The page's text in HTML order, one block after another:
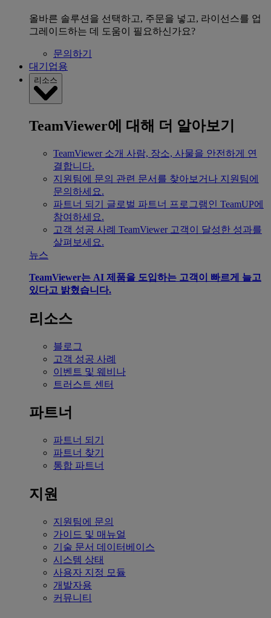
올바른 솔루션을 선택하고, 주문을 넣고, 라이선스를 업
그레이드하는 데 도움이 필요하신가요?
문의하기
대기업용
리소스
TeamViewer에 대해 더 알아보기
TeamViewer 소개 사람, 장소, 사물을 안전하게 연
결합니다.
지원팀에 문의 관련 문서를 찾아보거나 지원팀에
문의하세요.
파트너 되기
글로벌 파트너 프로그램인 TeamUP에
참여하세요.
고객 성공 사례 TeamViewer 고객이 달성한 성과를
살펴보세요.
뉴스
TeamViewer는 AI 제품을 도입하는 고객이 빠르게 늘고
있다고 밝혔습니다.
리소스
블로그
고객 성공 사례
이벤트 및 웨비나
트러스트 센터
파트너
파트너 되기
파트너 찾기
통합 파트너
지원
지원팀에 문의
가이드 및 매뉴얼
기술 문서 데이터베이스
시스템 상태
사용자 지정 모듈
개발자용
커뮤니티